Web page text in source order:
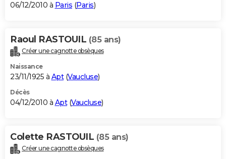
06/12/2010 à Paris (Paris)
Raoul RASTOUIL (85 ans)
Créer une cagnotte obsèques
Naissance
23/11/1925 à Apt(Vaucluse)
Décès
04/12/2010 à Apt(Vaucluse)
Colette RASTOUIL (85 ans)
Créer une cagnotte obsèques